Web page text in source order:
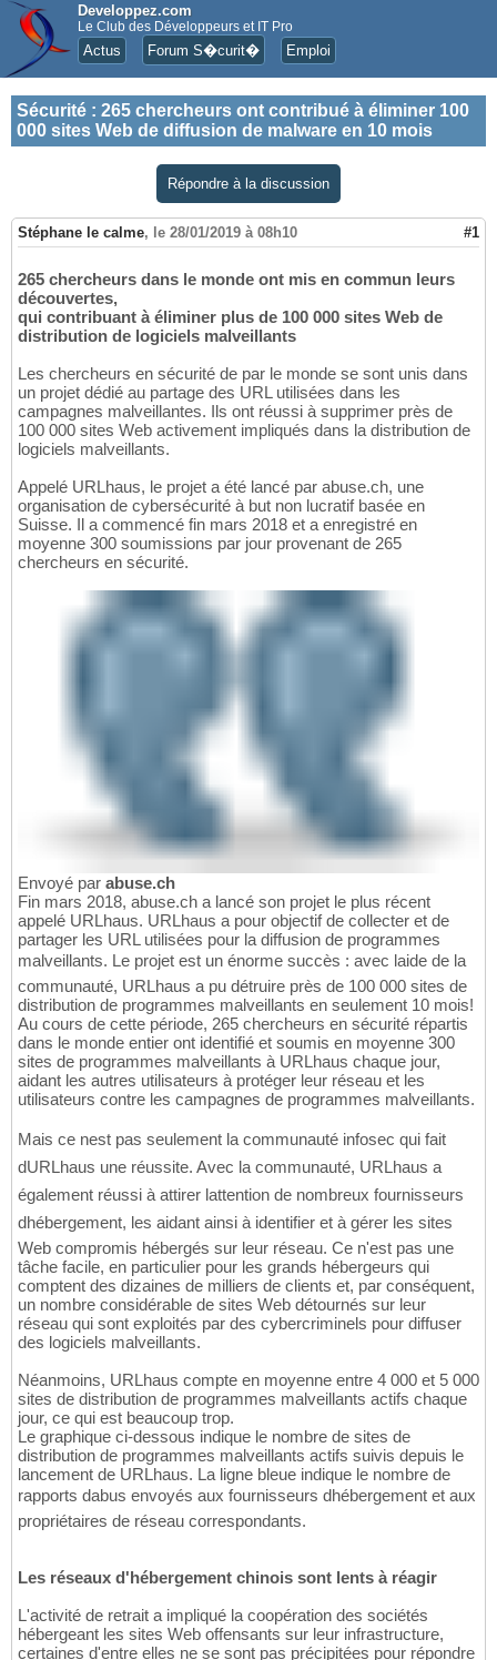
Developpez.com
Le Club des Développeurs et IT Pro
Actus Forum S�curit� Emploi
Sécurité : 265 chercheurs ont contribué à éliminer 100
000 sites Web de diffusion de malware en 10 mois
Répondre à la discussion
Stéphane le calme, le 28/01/2019 à 08h10 #1
265 chercheurs dans le monde ont mis en commun leurs
découvertes,
qui contribuant à éliminer plus de 100 000 sites Web de
distribution de logiciels malveillants
Les chercheurs en sécurité de par le monde se sont unis dans
un projet dédié au partage des URL utilisées dans les
campagnes malveillantes. Ils ont réussi à supprimer près de
100 000 sites Web activement impliqués dans la distribution de
logiciels malveillants.
Appelé URLhaus, le projet a été lancé par abuse.ch, une
organisation de cybersécurité à but non lucratif basée en
Suisse. Il a commencé fin mars 2018 et a enregistré en
moyenne 300 soumissions par jour provenant de 265
chercheurs en sécurité.
Envoyé par abuse.ch
Fin mars 2018, abuse.ch a lancé son projet le plus récent
appelé URLhaus. URLhaus a pour objectif de collecter et de
partager les URL utilisées pour la diffusion de programmes
malveillants. Le projet est un énorme succès : avec laide de la
communauté, URLhaus a pu détruire près de 100 000 sites de
distribution de programmes malveillants en seulement 10 mois!
Au cours de cette période, 265 chercheurs en sécurité répartis
dans le monde entier ont identifié et soumis en moyenne 300
sites de programmes malveillants à URLhaus chaque jour,
aidant les autres utilisateurs à protéger leur réseau et les
utilisateurs contre les campagnes de programmes malveillants.
Mais ce nest pas seulement la communauté infosec qui fait
dURLhaus une réussite. Avec la communauté, URLhaus a
également réussi à attirer lattention de nombreux fournisseurs
dhébergement, les aidant ainsi à identifier et à gérer les sites
Web compromis hébergés sur leur réseau. Ce n'est pas une
tâche facile, en particulier pour les grands hébergeurs qui
comptent des dizaines de milliers de clients et, par conséquent,
un nombre considérable de sites Web détournés sur leur
réseau qui sont exploités par des cybercriminels pour diffuser
des logiciels malveillants.
Néanmoins, URLhaus compte en moyenne entre 4 000 et 5 000
sites de distribution de programmes malveillants actifs chaque
jour, ce qui est beaucoup trop.
Le graphique ci-dessous indique le nombre de sites de
distribution de programmes malveillants actifs suivis depuis le
lancement de URLhaus. La ligne bleue indique le nombre de
rapports dabus envoyés aux fournisseurs dhébergement et aux
propriétaires de réseau correspondants.
Les réseaux d'hébergement chinois sont lents à réagir
L'activité de retrait a impliqué la coopération des sociétés
hébergeant les sites Web offensants sur leur infrastructure,
certaines d'entre elles ne se sont pas précipitées pour répondre